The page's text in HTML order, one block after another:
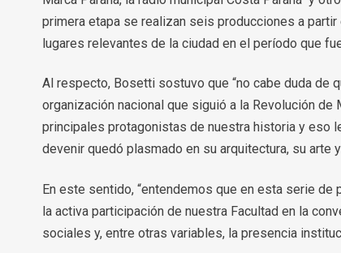
primera etapa se realizan seis producciones a
lugares relevantes de la ciudad en el período que
Al respecto, Bosetti sostuvo que “no cabe duda de
organización nacional que siguió a la Revolución
principales protagonistas de nuestra historia y eso
devenir quedó plasmado en su arquitectura, su arte y
En este sentido, “entendemos que en esta serie
la activa participación de nuestra Facultad en la
sociales y, entre otras variables, la presencia